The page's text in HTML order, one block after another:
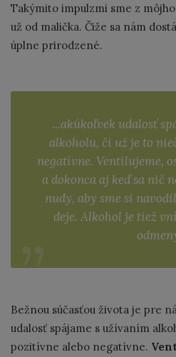
Takýmito impulzmi sme z
už od malička. Čiže sa nám
úplne prirodzené.
...akúkoľvek udalosť
alkoholu, či už je to
negatívne. Ventilujeme,
a dokonca aj keď sa nič
nudy, aby sme si
deje. Alkohol je tiež
Bežnou súčasťou života je pre
udalosť spájame s užívaním
pozitívne alebo negatívne.